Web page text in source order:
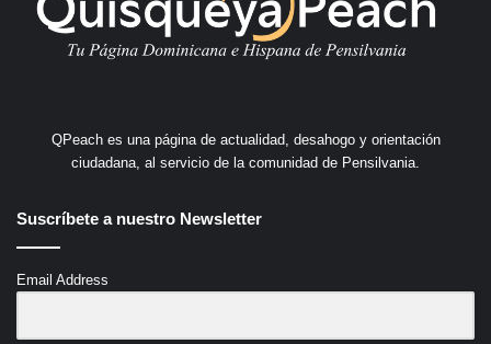
QPeach es una página de actualidad, desahogo y orientación
ciudadana, al servicio de la comunidad de Pensilvania.
Suscríbete a nuestro Newsletter
Email Address